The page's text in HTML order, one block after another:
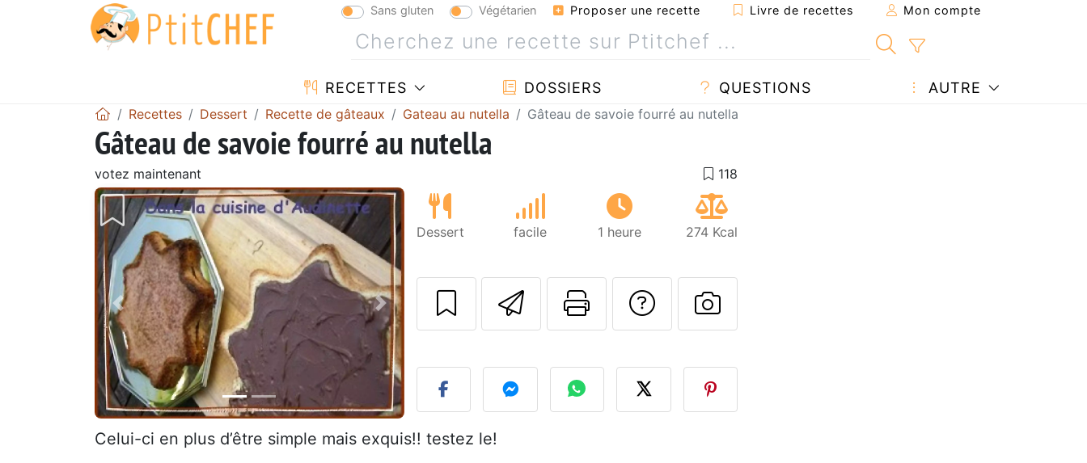
Sans gluten Végétarien Proposer une recette Livre de recettes Mon compte
RECETTES DOSSIERS QUESTIONS AUTRE
Recettes Dessert Recette de gâteaux Gateau au nutella Gâteau de savoie fourré au nutella
Gâteau de savoie fourré au nutella
votez maintenant
Précédent Suivant
Dessert facile 1 heure 274 Kcal
Envoyer cette recette à un ami
Imprimer cette page
Poser une question à l'auteur
Publier votre photo de cette
Celui-ci en plus d’être simple mais exquis!! testez le!